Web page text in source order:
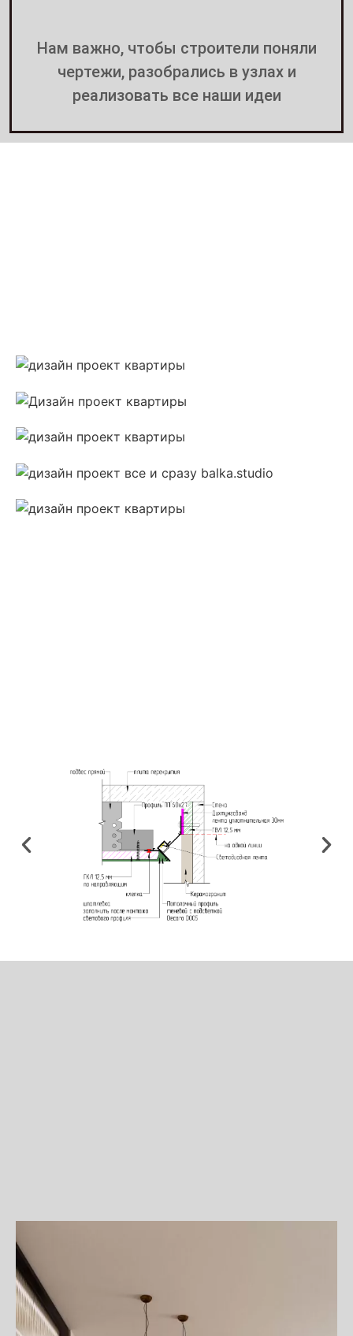
Нам важно, чтобы строители поняли
чертежи, разобрались в узлах и
реализовать все наши идеи